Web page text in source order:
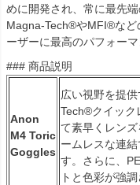
めに開発され、常に最先
Magna-Tech®やMFI®など
ーザーに最高のパフォーマ
### 商品説明
Anon
M4 Toric
Goggles
広い視野を提
Tech®クイック
て素早くレン
ームレスな連
す。さらに、
トと色彩が強